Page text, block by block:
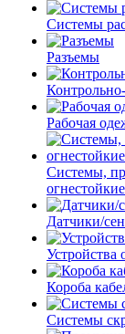
Системы
Разъемы
Рабочая
Системы,
Датчики/
Устройства
Короба
Системы